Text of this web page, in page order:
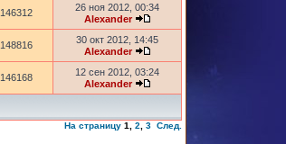
146312
26 ноя 2012, 00:34
Alexander
148816
30 окт 2012, 14:45
Alexander
146168
12 сен 2012, 03:24
Alexander
На страницу 1 2 3 След.